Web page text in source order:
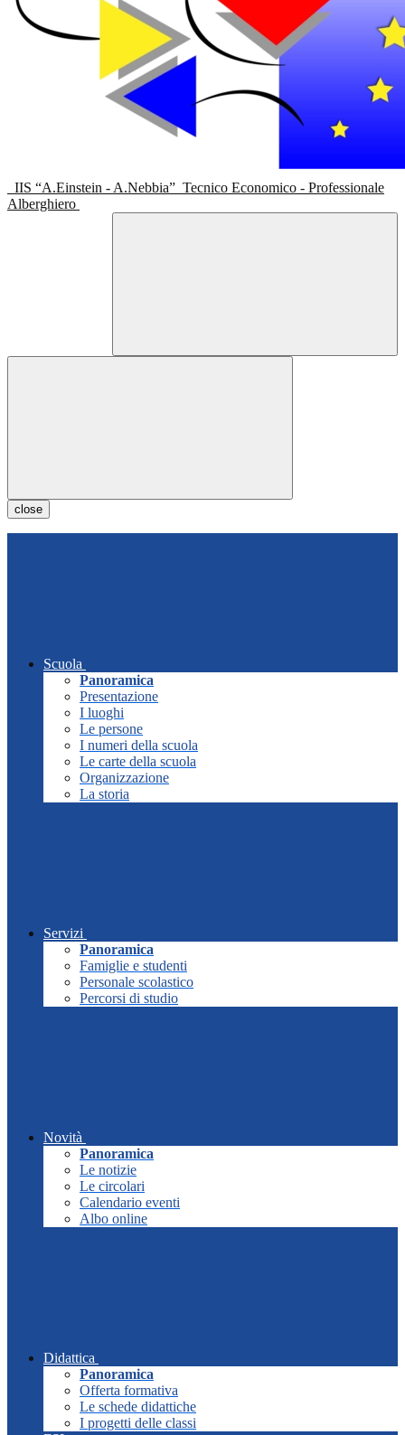
IIS “A.Einstein - A.Nebbia” Tecnico Economico - Professionale
Alberghiero
close
Scuola
Panoramica
Presentazione
I luoghi
Le persone
I numeri della scuola
Le carte della scuola
Organizzazione
La storia
Servizi
Panoramica
Famiglie e studenti
Personale scolastico
Percorsi di studio
Novità
Panoramica
Le notizie
Le circolari
Calendario eventi
Albo online
Didattica
Panoramica
Offerta formativa
Le schede didattiche
I progetti delle classi